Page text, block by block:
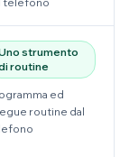
strumento
routine
ed
routine dal